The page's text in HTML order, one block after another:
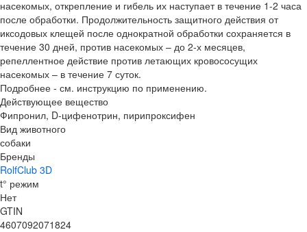
насекомых, открепление и гибель их наступает в течение 1-2 часа
после обработки. Продолжительность защитного действия от
иксодовых клещей после однократной обработки сохраняется в
течение 30 дней, против насекомых – до 2-х месяцев,
репеллентное действие против летающих кровососущих
насекомых – в течение 7 суток.
Подробнее - см. инструкцию по применению.
Действующее вещество
Фипронил, D-цифенотрин, пирипроксифен
Вид животного
собаки
Бренды
RolfClub 3D
t° режим
Нет
GTIN
4607092071824